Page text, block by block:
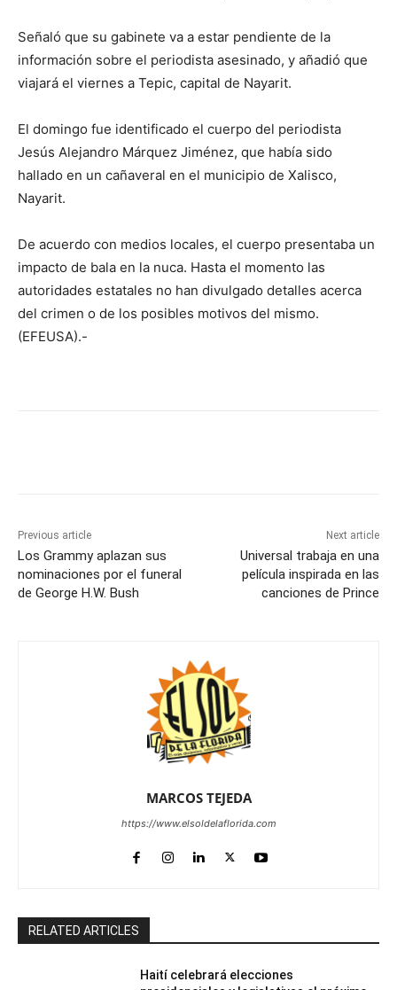
Señaló que su gabinete va a estar pendiente de la
información sobre el periodista asesinado, y añadió que
viajará el viernes a Tepic, capital de Nayarit.
El domingo fue identificado el cuerpo del periodista
Jesús Alejandro Márquez Jiménez, que había sido
hallado en un cañaveral en el municipio de Xalisco,
Nayarit.
De acuerdo con medios locales, el cuerpo presentaba un
impacto de bala en la nuca. Hasta el momento las
autoridades estatales no han divulgado detalles acerca
del crimen o de los posibles motivos del mismo.
(EFEUSA).-
Previous article
Los Grammy aplazan sus
nominaciones por el funeral
de George H.W. Bush
Next article
Universal trabaja en una
película inspirada en las
canciones de Prince
MARCOS TEJEDA
https://www.elsoldelaflorida.com
RELATED ARTICLES
Haití celebrará elecciones